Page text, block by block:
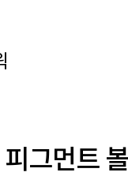
그먼트